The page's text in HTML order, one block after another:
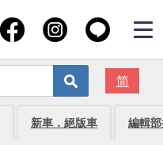
简
新車．絕版車 編輯